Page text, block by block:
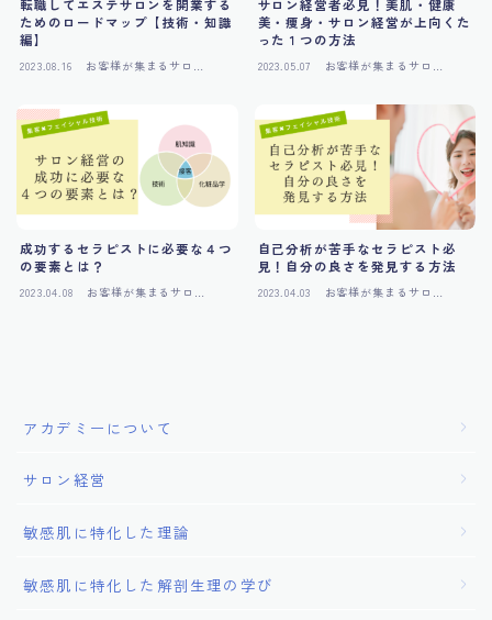
転職してエステサロンを開業する
ためのロードマップ【技術・知識
編】
2023.08.16
お客様が集まるサロン
サロン経営者必見！美肌・健康
美・痩身・サロン経営が上向くた
った１つの方法
2023.05.07
お客様が集まるサロン
成功するセラピストに必要な４つ
の要素とは？
2023.04.08
お客様が集まるサロン
自己分析が苦手なセラピスト必
見！自分の良さを発見する方法
2023.04.03
お客様が集まるサロン
アカデミーについて
サロン経営
敏感肌に特化した理論
敏感肌に特化した解剖生理の学び